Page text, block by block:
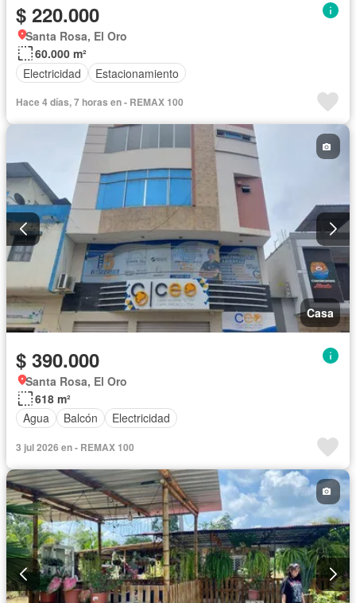
$ 220.000
Santa Rosa, El Oro
60.000 m²
Electricidad
Estacionamiento
Hace 4 días, 7 horas en - REMAX 100
Casa
$ 390.000
Santa Rosa, El Oro
618 m²
Agua
Balcón Electricidad
3 jul 2026 en - REMAX 100